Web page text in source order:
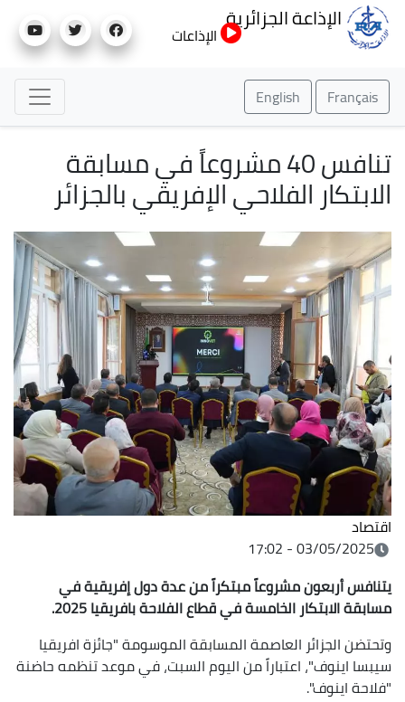
إلى
الإذاعة الجزائرية
الإذاعات
Français
English
تنافس 40 مشروعاً في مسابقة
الابتكار الفلاحي الإفريقي بالجزائر
اقتصاد
03/05/2025 - 17:02
يتنافس أربعون مشروعاً مبتكراً من عدة دول إفريقية في
مسابقة الابتكار الخامسة في قطاع الفلاحة بافريقيا 2025.
وتحتضن الجزائر العاصمة المسابقة الموسومة "جائزة افريقيا
سيبسا اينوف"، اعتباراً من اليوم السبت، في موعد تنظمه حاضنة
"فلاحة اينوف".